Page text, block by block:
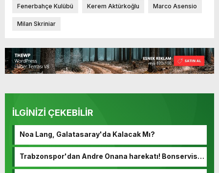
Fenerbahçe Kulübü Kerem Aktürkoğlu Marco Asensio
Milan Skriniar
İLGİNİZİ ÇEKEBİLİR
Noa Lang, Galatasaray'da Kalacak Mı?
Trabzonspor'dan Andre Onana harekatı! Bonservisi